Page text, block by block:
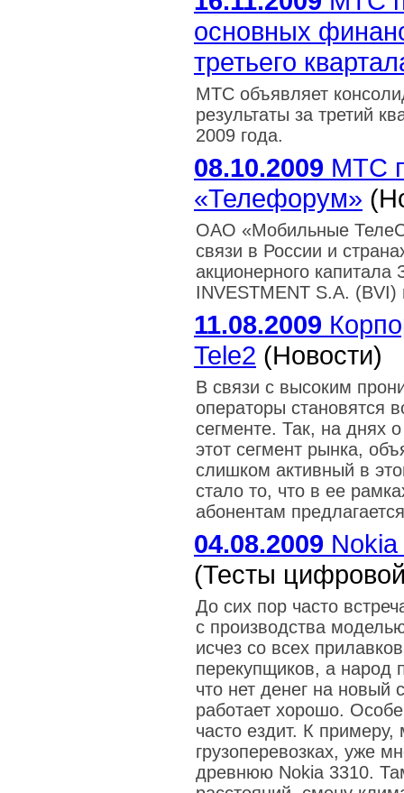
основных
третьего
МТС объявляет
результаты за третий
2009 года.
08.10.2009 МТС
«Телефорум»
ОАО «Мобильные
связи в России и
акционерного
INVESTMENT S.A. (BVI)
11.08.2009
Tele2 (Новости)
В связи с высоким
операторы становятся
сегменте. Так, на днях
этот сегмент рынка,
слишком активный в
стало то, что в ее
абонентам
04.08.2009
(Тесты
До сих пор часто
с производства
исчез со всех
перекупщиков, а народ
что нет денег на новый
работает хорошо.
часто ездит. К
грузоперевозках, уже
древнюю Nokia 3310.